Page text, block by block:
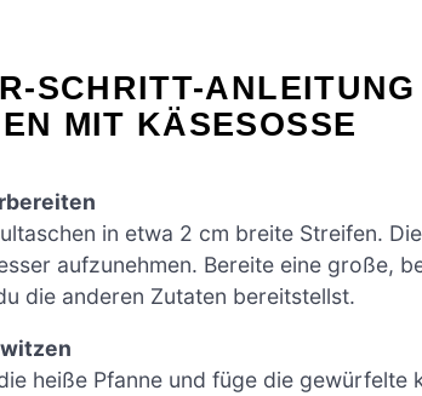
SCHRITT-
MIT KÄSESOSSE
in etwa 2 cm breite Streifen.
aufzunehmen. Bereite eine große,
die anderen Zutaten bereitstellst.
heiße Pfanne und füge die gewürfelte